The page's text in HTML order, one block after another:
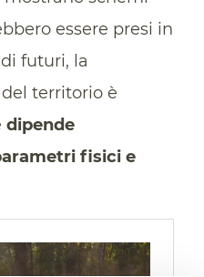
essere presi in
futuri, la
territorio è
dipende
fisici e